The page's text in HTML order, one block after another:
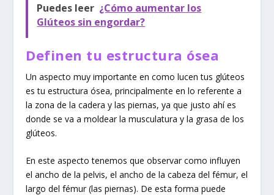
Puedes leer ¿Cómo aumentar los
Glúteos sin engordar?
Definen tu estructura ósea
Un aspecto muy importante en como lucen tus glúteos
es tu estructura ósea, principalmente en lo referente a
la zona de la cadera y las piernas, ya que justo ahí es
donde se va a moldear la musculatura y la grasa de los
glúteos.
En este aspecto tenemos que observar como influyen
el ancho de la pelvis, el ancho de la cabeza del fémur, el
largo del fémur (las piernas). De esta forma puede